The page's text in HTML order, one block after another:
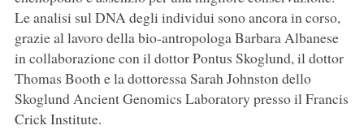
Le analisi sul DNA degli individui sono ancora in corso,
grazie al lavoro della bio-antropologa Barbara Albanese
in collaborazione con il dottor Pontus Skoglund, il dottor
Thomas Booth e la dottoressa Sarah Johnston dello
Skoglund Ancient Genomics Laboratory presso il Francis
Crick Institute.